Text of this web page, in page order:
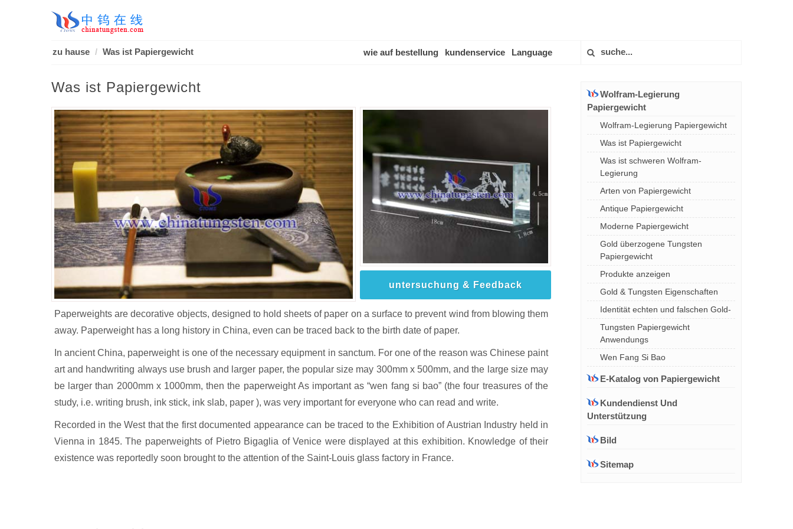
zu hause Was ist Papiergewicht wie auf bestellung kundenservice Language
Was ist Papiergewicht
untersuchung & Feedback
Paperweights are decorative objects, designed to hold sheets of paper on a surface to prevent wind from blowing them
away. Paperweight has a long history in China, even can be traced back to the birth date of paper.
In ancient China, paperweight is one of the necessary equipment in sanctum. For one of the reason was Chinese paint
art and handwriting always use brush and larger paper, the popular size may 300mm x 500mm, and the large size may
be larger than 2000mm x 1000mm, then the paperweight As important as “wen fang si bao” (the four treasures of the
study, i.e. writing brush, ink stick, ink slab, paper ), was very important for everyone who can read and write.
Recorded in the West that the first documented appearance can be traced to the Exhibition of Austrian Industry held in
Vienna in 1845. The paperweights of Pietro Bigaglia of Venice were displayed at this exhibition. Knowledge of their
existence was reportedly soon brought to the attention of the Saint-Louis glass factory in France.
Wolfram-Legierung
Papiergewicht
Wolfram-Legierung Papiergewicht
Was ist Papiergewicht
Was ist schweren Wolfram-
Legierung
Arten von Papiergewicht
Antique Papiergewicht
Moderne Papiergewicht
Gold überzogene Tungsten
Papiergewicht
Produkte anzeigen
Gold & Tungsten Eigenschaften
Identität echten und falschen Gold-
Tungsten Papiergewicht
Anwendungs
Wen Fang Si Bao
E-Katalog von Papiergewicht
Kundendienst Und
Unterstützung
Bild
Sitemap